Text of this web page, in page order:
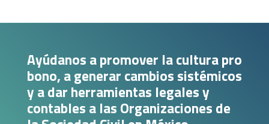
Ayúdanos a promover la cultura pro
bono, a generar cambios sistémicos
y a dar herramientas legales y
contables a las Organizaciones de